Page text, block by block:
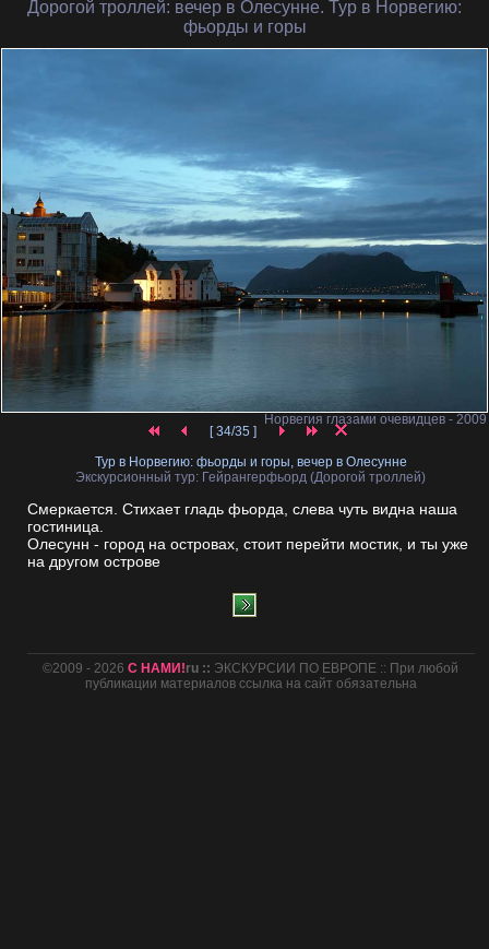
Дорогой троллей: вечер в Олесунне. Тур в Норвегию:
фьорды и горы
Норвегия глазами очевидцев - 2009
[ 34/35 ]
Тур в Норвегию: фьорды и горы, вечер в Олесунне
Экскурсионный тур: Гейрангерфьорд (Дорогой троллей)
Смеркается. Стихает гладь фьорда, слева чуть видна наша
гостиница.
Олесунн - город на островах, стоит перейти мостик, и ты уже
на другом острове
©2009 - 2026С НАМИ!ru :: ЭКСКУРСИИ ПО ЕВРОПЕ :: При любой
публикации материалов ссылка на сайт обязательна